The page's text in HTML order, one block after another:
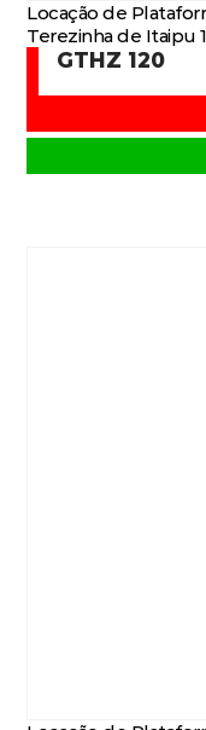
Locação de
Terezinha de Itaipu
GTHZ 120